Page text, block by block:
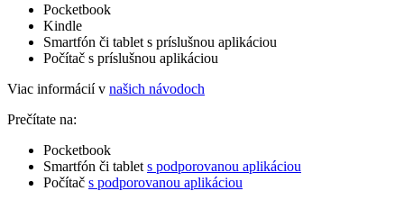
Pocketbook
Kindle
Smartfón či tablet s príslušnou aplikáciou
Počítač s príslušnou aplikáciou
Viac informácií v našich návodoch
Prečítate na:
Pocketbook
Smartfón či tablet s podporovanou aplikáciou
Počítač s podporovanou aplikáciou